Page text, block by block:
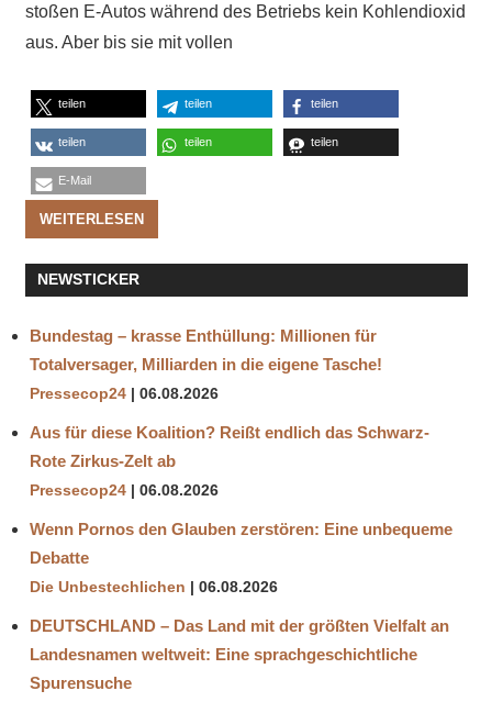
stoßen E-Autos während des Betriebs kein Kohlendioxid
aus. Aber bis sie mit vollen
teilen teilen teilen
teilen teilen teilen
E-Mail
WEITERLESEN
NEWSTICKER
Bundestag – krasse Enthüllung: Millionen für
Totalversager, Milliarden in die eigene Tasche!
Pressecop24 06.08.2026
Aus für diese Koalition? Reißt endlich das Schwarz-
Rote Zirkus-Zelt ab
Pressecop24 06.08.2026
Wenn Pornos den Glauben zerstören: Eine unbequeme
Debatte
Die Unbestechlichen 06.08.2026
DEUTSCHLAND – Das Land mit der größten Vielfalt an
Landesnamen weltweit: Eine sprachgeschichtliche
Spurensuche